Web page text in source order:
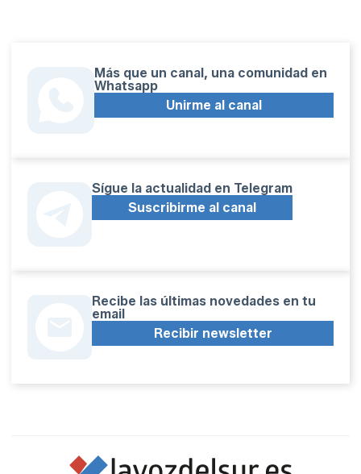
Más que un canal, una comunidad en
Whatsapp
Unirme al canal
Sígue la actualidad en Telegram
Suscribirme al canal
Recibe las últimas novedades en tu
email
Recibir newsletter